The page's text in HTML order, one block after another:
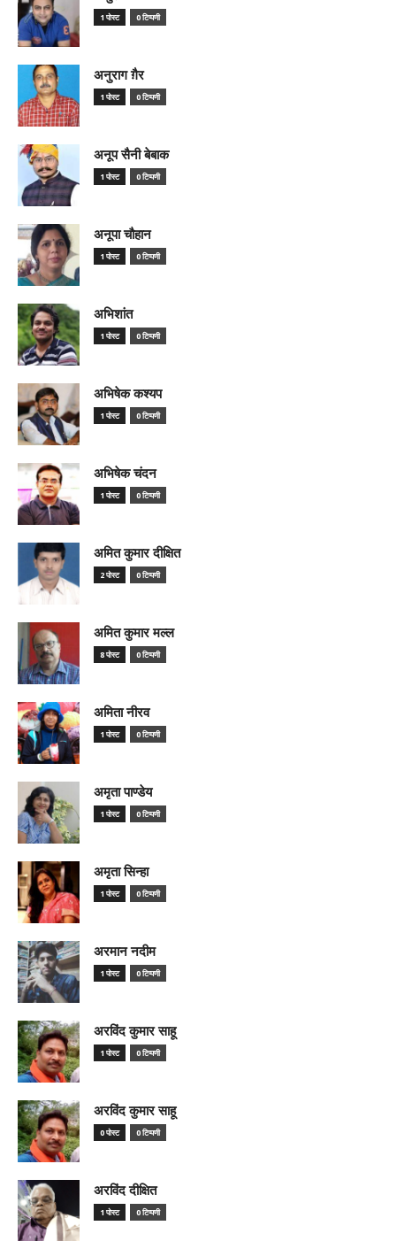
1 पोस्ट 0 टिप्पणी
अनुराग ग़ैर
1 पोस्ट 0 टिप्पणी
अनूप सैनी बेबाक
1 पोस्ट 0 टिप्पणी
अनूपा चौहान
1 पोस्ट 0 टिप्पणी
अभिशांत
1 पोस्ट 0 टिप्पणी
अभिषेक कश्यप
1 पोस्ट 0 टिप्पणी
अभिषेक चंदन
1 पोस्ट 0 टिप्पणी
अमित कुमार दीक्षित
2 पोस्ट 0 टिप्पणी
अमित कुमार मल्ल
8 पोस्ट 0 टिप्पणी
अमिता नीरव
1 पोस्ट 0 टिप्पणी
अमृता पाण्डेय
1 पोस्ट 0 टिप्पणी
अमृता सिन्हा
1 पोस्ट 0 टिप्पणी
अरमान नदीम
1 पोस्ट 0 टिप्पणी
अरविंद कुमार साहू
1 पोस्ट 0 टिप्पणी
अरविंद कुमार साहू
0 पोस्ट 0 टिप्पणी
अरविंद दीक्षित
1 पोस्ट 0 टिप्पणी